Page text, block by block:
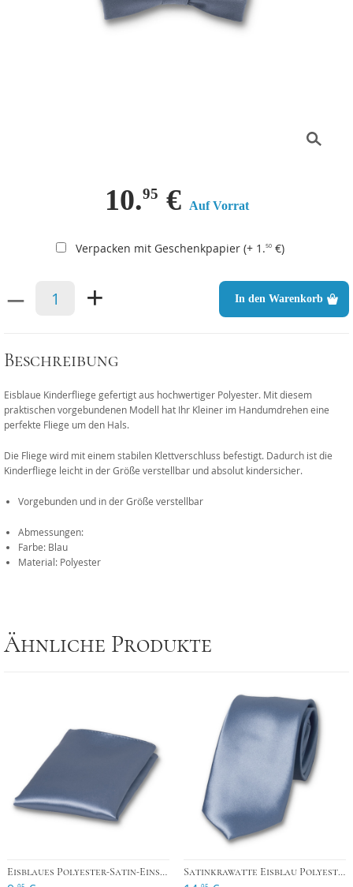
10.95 € Auf Vorrat
Verpacken mit Geschenkpapier (+ 1.50 €)
– + In den Warenkorb
Beschreibung
Eisblaue Kinderfliege gefertigt aus hochwertiger Polyester. Mit diesem
praktischen vorgebundenen Modell hat Ihr Kleiner im Handumdrehen eine
perfekte Fliege um den Hals.
Die Fliege wird mit einem stabilen Klettverschluss befestigt. Dadurch ist die
Kinderfliege leicht in der Größe verstellbar und absolut kindersicher.
Vorgebunden und in der Größe verstellbar
Abmessungen:
Farbe: Blau
Material: Polyester
Ähnliche Produkte
Eisblaues Polyester-Satin-Einstecktuch Satinkrawatte Eisblau Polyester